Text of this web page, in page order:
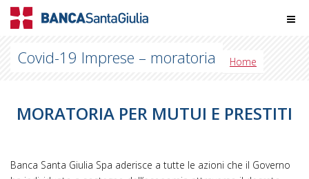
Covid-19 Imprese – moratoria Home
MORATORIA PER MUTUI E PRESTITI
Banca Santa Giulia Spa aderisce a tutte le azioni che il Governo